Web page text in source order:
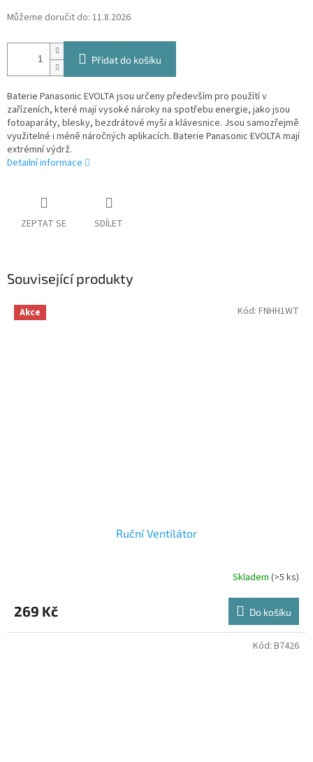
Můžeme doručit do: 11.8.2026
Přidat do košíku
Baterie Panasonic EVOLTA jsou určeny především pro použítí v
zařízeních, které mají vysoké nároky na spotřebu energie, jako jsou
fotoaparáty, blesky, bezdrátové myši a klávesnice. Jsou samozřejmě
využitelné i méně náročných aplikacích. Baterie Panasonic EVOLTA mají
extrémní výdrž.
Detailní informace
ZEPTAT SE SDÍLET
Související produkty
Akce
Ruční Ventilátor
Skladem (>5 ks)
269 Kč Do košíku
Kód: FNHH1WT
Kód: B7426